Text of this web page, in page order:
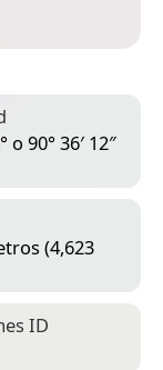
o 90° 36′ 12″
(4,623
ID